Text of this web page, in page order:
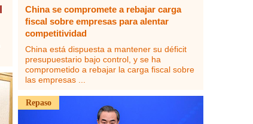
China se compromete a rebajar carga
fiscal sobre empresas para alentar
competitividad
China está dispuesta a mantener su déficit
presupuestario bajo control, y se ha
comprometido a rebajar la carga fiscal sobre
las empresas ...
Repaso